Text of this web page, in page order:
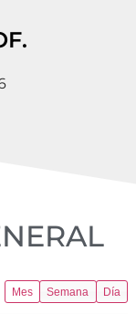
Mes Semana Día